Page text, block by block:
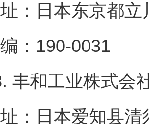
日本东京都立
190-0031
和工业株式会社
日本爱知县清
记警钟！ 谢